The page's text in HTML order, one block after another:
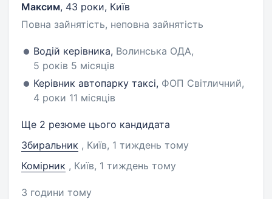
Максим, 43 роки, Київ
Повна зайнятість, неповна зайнятість
Водій керівника, Волинська ОДА,
5 років 5 місяців
Керівник автопарку таксі, ФОП Світличний,
4 роки 11 місяців
Ще 2 резюме цього кандидата
Збиральник , Київ, 1 тиждень тому
Комірник , Київ, 1 тиждень тому
3 години тому